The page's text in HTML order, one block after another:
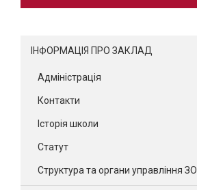
ІНФОРМАЦІЯ ПРО ЗАКЛАД
Адміністрація
Контакти
Історія школи
Статут
Структура та органи управління ЗО